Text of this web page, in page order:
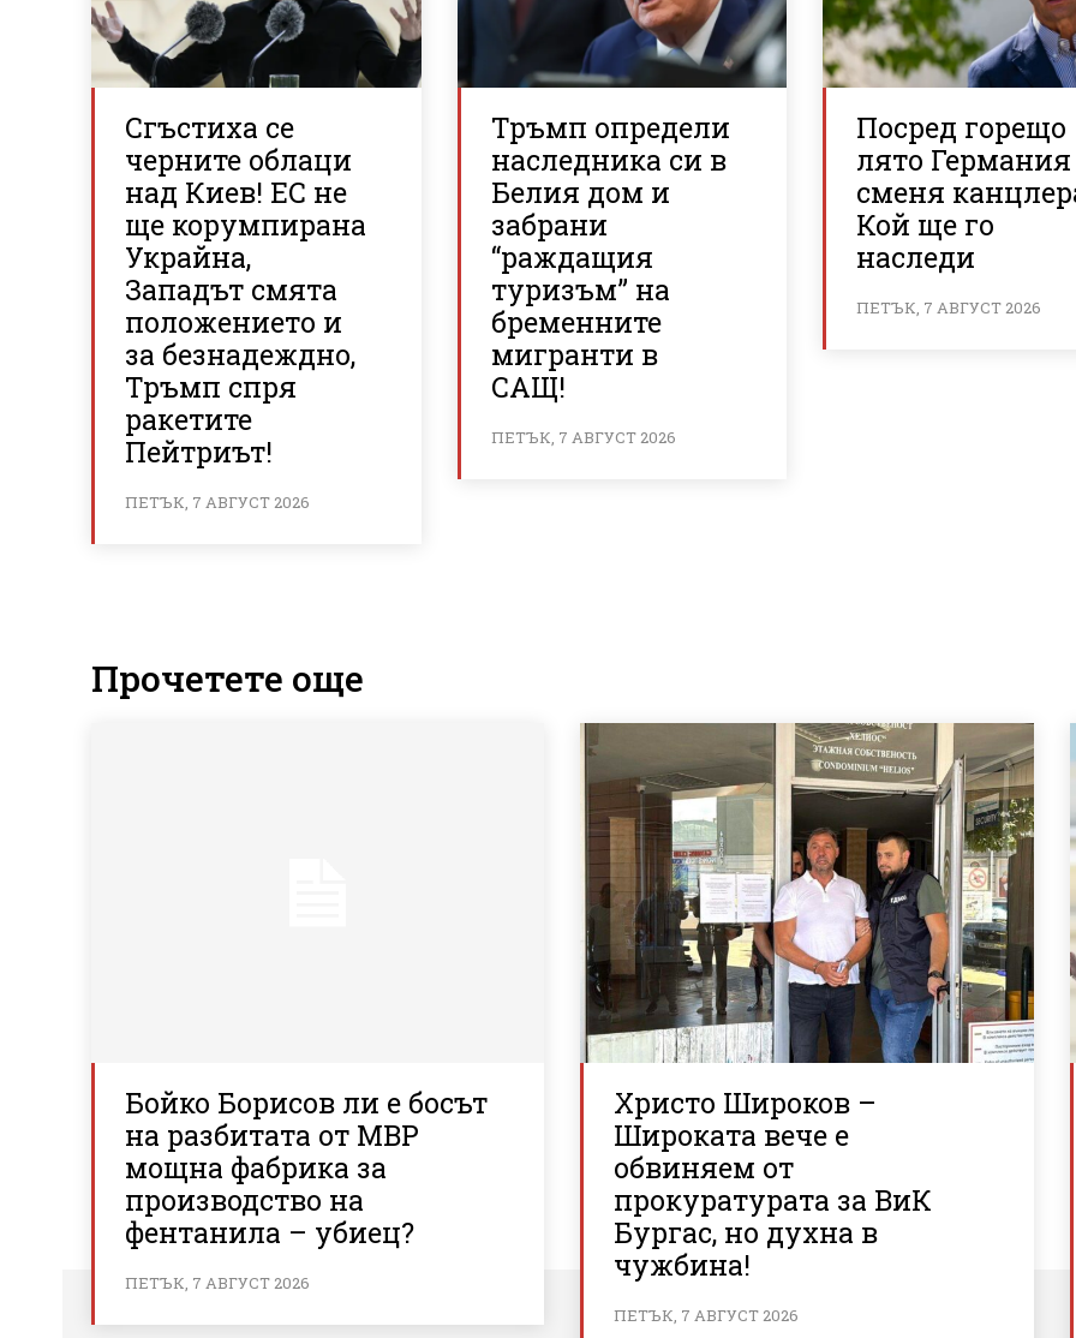
Сгъстиха се
черните облаци
над Киев! ЕС не
ще корумпирана
Украйна,
Западът смята
положението и
за безнадеждно,
Тръмп спря
ракетите
Пейтриът!
ПЕТЪК, 7 АВГУСТ 2026
Тръмп определи
наследника си в
Белия дом и
забрани
“раждащия
туризъм” на
бременните
мигранти в
САЩ!
ПЕТЪК, 7 АВГУСТ 2026
Посред горещо
лято Германия
сменя
Кой ще го
наследи
ПЕТЪК, 7 АВГУСТ 2026
Прочетете още
Бойко Борисов ли е босът
на разбитата от МВР
мощна фабрика за
производство на
фентанила – убиец?
ПЕТЪК, 7 АВГУСТ 2026
Христо Широков –
Широката вече е
обвиняем от
прокуратурата за ВиК
Бургас, но духна в
чужбина!
ПЕТЪК, 7 АВГУСТ 2026